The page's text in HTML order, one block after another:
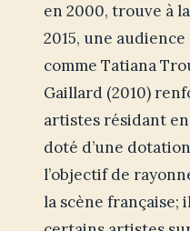
en 2000, trouve à
2015, une
comme Tatiana
Gaillard (2010)
artistes résidant
doté d’une
l’objectif de
la scène